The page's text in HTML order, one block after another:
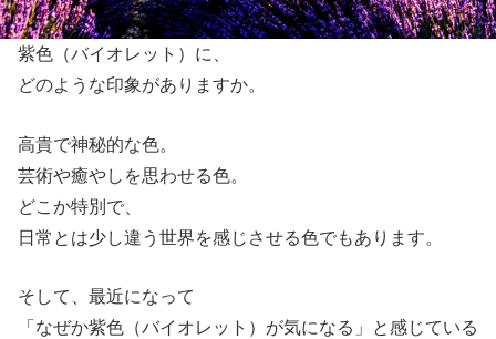
紫色（バイオレット）に、
どのような印象がありますか。
高貴で神秘的な色。
芸術や癒やしを思わせる色。
どこか特別で、
日常とは少し違う世界を感じさせる色でもあります。
そして、最近になって
「なぜか紫色（バイオレット）が気になる」と感じている